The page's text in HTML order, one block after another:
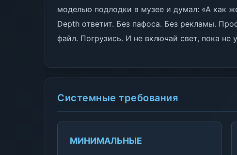
моделью подлодки в музее и думал: «А как
Depth ответит. Без пафоса. Без рекламы.
файл. Погрузись. И не включай свет, пока не
Системные требования
МИНИМАЛЬНЫЕ